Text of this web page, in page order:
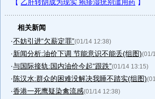
相关新闻
·不妨引进“欠薪定罪”(01/14 12:38)
·新闻分析:油价下调 节能意识不能丢(组图)(01/
·与国际接轨:国内油价今起“跟跌”(01/14 13:15)
· 陈汉水:群众的困难没解决我睡不踏实(组图)
·香港一死鹰疑染禽流感(01/14 12:38)